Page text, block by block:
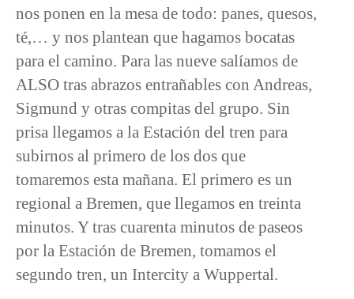
nos ponen en la mesa de todo: panes, quesos,
té,… y nos plantean que hagamos bocatas
para el camino. Para las nueve salíamos de
ALSO tras abrazos entrañables con Andreas,
Sigmund y otras compitas del grupo. Sin
prisa llegamos a la Estación del tren para
subirnos al primero de los dos que
tomaremos esta mañana. El primero es un
regional a Bremen, que llegamos en treinta
minutos. Y tras cuarenta minutos de paseos
por la Estación de Bremen, tomamos el
segundo tren, un Intercity a Wuppertal.